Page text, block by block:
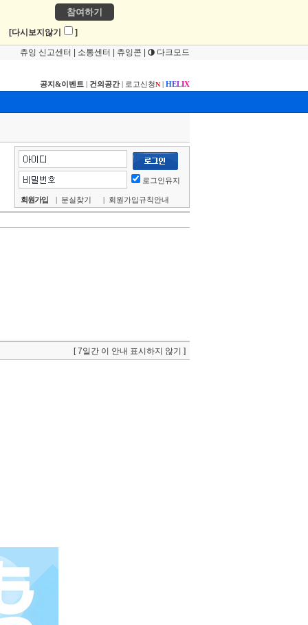
참여하기
[다시보지않기 ]
츄잉 신고센터 소통센터 츄잉콘 다크모드
공지&이벤트 | 건의공간| 로고신청N | HELIX
로그인유지
회원가입 | 분실찾기 | 회원가입규칙안내
[ 7일간 이 안내 표시하지 않기 ]